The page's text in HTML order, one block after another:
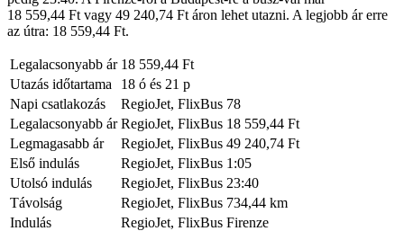
18 559,44 Ft vagy 49 240,74 Ft áron lehet utazni. A legjobb ár erre
az útra: 18 559,44 Ft.
Legalacsonyabb ár 18 559,44 Ft
Utazás időtartama
18 ó és 21 p
Napi csatlakozás
RegioJet, FlixBus 78
Legalacsonyabb ár RegioJet, FlixBus 18 559,44 Ft
Legmagasabb ár
RegioJet, FlixBus 49 240,74 Ft
Első indulás
RegioJet, FlixBus 1:05
Utolsó indulás
RegioJet, FlixBus 23:40
Távolság
RegioJet, FlixBus 734,44 km
Indulás
RegioJet, FlixBus Firenze